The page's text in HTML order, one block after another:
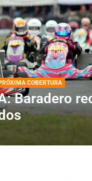
Horarios